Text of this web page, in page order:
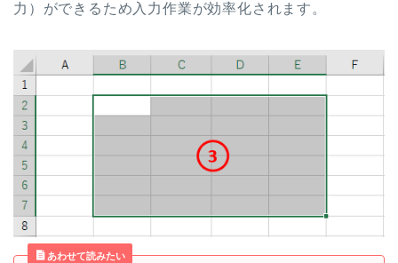
力）ができるため入力作業が効率化されます。
あわせて読みたい